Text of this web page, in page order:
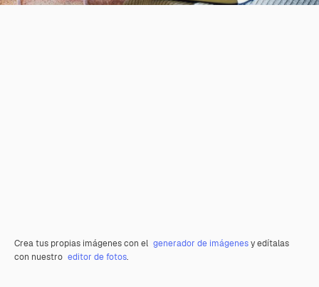
Crea tus propias imágenes con el generador de imágenesy edítalas
con nuestro editor de fotos.